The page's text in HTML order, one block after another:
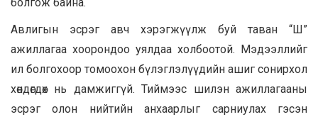
болгож байна.
Авлигын эсрэг авч хэрэгжүүлж буй таван “Ш”
ажиллагаа хоорондоо уялдаа холбоотой. Мэдээллийг
ил болгохоор томоохон бүлэглэлүүдийн ашиг сонирхол
хөндөгдөх нь дамжиггүй. Тиймээс шилэн ажиллагааны
эсрэг олон нийтийн анхаарлыг сарниулах гэсэн